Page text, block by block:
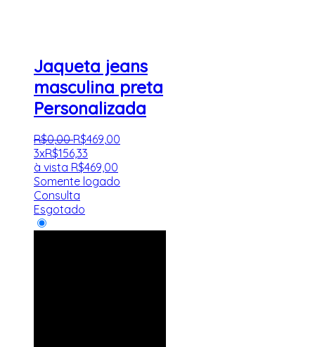
Jaqueta jeans
masculina preta
Personalizada
R$0,00 R$469,00
3xR$156,33
à vista R$469,00
Somente logado
Consulta
Esgotado